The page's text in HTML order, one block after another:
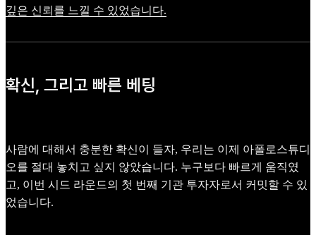
깊은 신뢰를 느낄 수 있었습니다.
확신, 그리고 빠른 베팅
사람에 대해서 충분한 확신이 들자, 우리는 이제 아폴로스튜디
오를 절대 놓치고 싶지 않았습니다. 누구보다 빠르게 움직였
고, 이번 시드 라운드의 첫 번째 기관 투자자로서 커밋할 수 있
었습니다.